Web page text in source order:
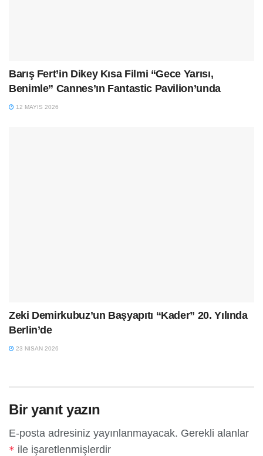
Barış Fert’in Dikey Kısa Filmi “Gece Yarısı,
Benimle” Cannes’ın Fantastic Pavilion’unda
12 MAYIS 2026
Zeki Demirkubuz’un Başyapıtı “Kader” 20. Yılında
Berlin’de
23 NISAN 2026
Bir yanıt yazın
E-posta adresiniz yayınlanmayacak. Gerekli alanlar
* ile işaretlenmişlerdir